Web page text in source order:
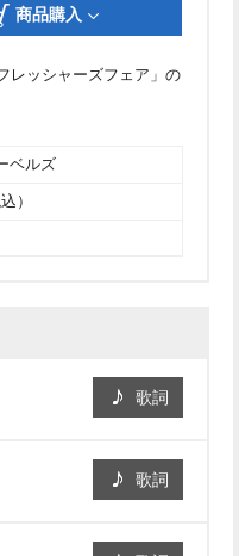
商品購入
レッシャーズフェア」の
ベルズ
）
歌詞
歌詞